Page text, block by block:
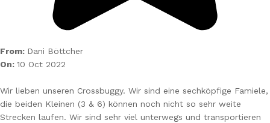
From: Dani Böttcher
On: 10 Oct 2022
Wir lieben unseren Crossbuggy. Wir sind eine sechköpfige Famiele,
die beiden Kleinen (3 & 6) können noch nicht so sehr weite
Strecken laufen. Wir sind sehr viel unterwegs und transportieren